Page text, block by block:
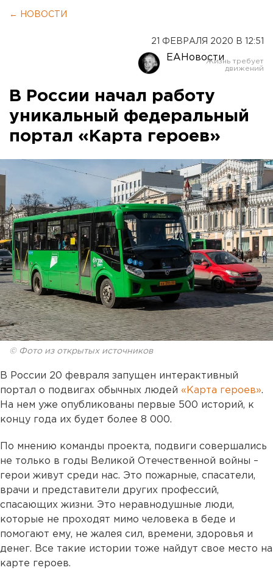
← НОВОСТИ
21 ФЕВРАЛЯ 2020 В 12:51
ЕАНовости
В России начал работу
уникальный федеральный
портал «Карта героев»
© Фото из открытых источников
В России 20 февраля запущен интерактивный
портал о подвигах обычных людей «Карта героев».
На нем уже опубликованы первые 500 историй, к
концу года их будет более 8 000.
По мнению команды проекта, подвиги совершались
не только в годы Великой Отечественной войны –
герои живут среди нас. Это пожарные, спасатели,
врачи и представители других профессий,
спасающих жизни. Это неравнодушные люди,
которые не проходят мимо человека в беде и
помогают ему, не жалея сил, времени, здоровья и
денег. Все такие истории тоже найдут свое место на
карте героев.